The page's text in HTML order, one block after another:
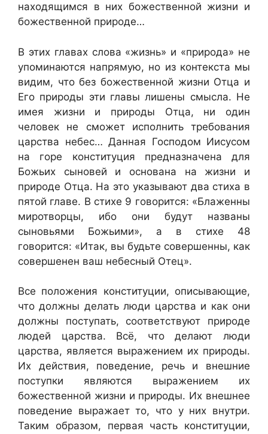
находящимся в них божественной жизни и
божественной природе…
В этих главах слова «жизнь» и «природа» не
упоминаются напрямую, но из контекста мы
видим, что без божественной жизни Отца и
Его природы эти главы лишены смысла. Не
имея жизни и природы Отца, ни один
человек не сможет исполнить требования
царства небес… Данная Господом Иисусом
на горе конституция предназначена для
Божьих сыновей и основана на жизни и
природе Отца. На это указывают два стиха в
пятой главе. В стихе 9 говорится: «Блаженны
миротворцы, ибо они будут названы
сыновьями Божьими», а в стихе 48
говорится: «Итак, вы будьте совершенны, как
совершенен ваш небесный Отец».
Все положения конституции, описывающие,
что должны делать люди царства и как они
должны поступать, соответствуют природе
людей царства. Всё, что делают люди
царства, является выражением их природы.
Их действия, поведение, речь и внешние
поступки являются выражением их
божественной жизни и природы. Их внешнее
поведение выражает то, что у них внутри.
Таким образом, первая часть конституции,